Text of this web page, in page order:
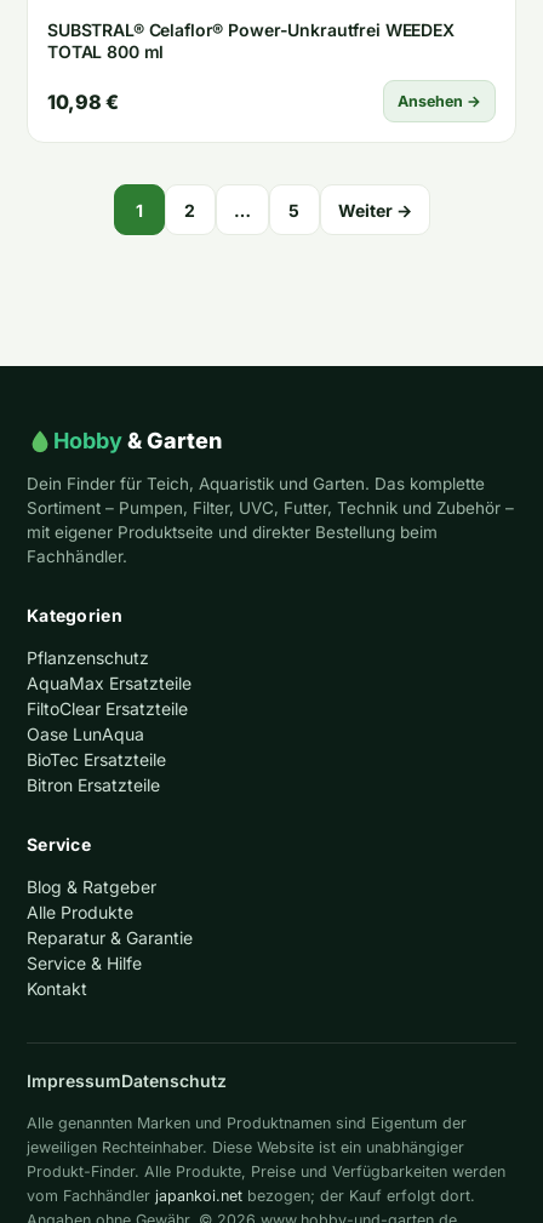
SUBSTRAL® Celaflor® Power-Unkrautfrei WEEDEX
TOTAL 800 ml
10,98 € Ansehen →
Seitennummerierung
1 2 … 5 Weiter →
Hobby& Garten
Dein Finder für Teich, Aquaristik und Garten. Das komplette
Sortiment – Pumpen, Filter, UVC, Futter, Technik und Zubehör –
mit eigener Produktseite und direkter Bestellung beim
Fachhändler.
Kategorien
Pflanzenschutz
AquaMax Ersatzteile
FiltoClear Ersatzteile
Oase LunAqua
BioTec Ersatzteile
Bitron Ersatzteile
Service
Blog & Ratgeber
Alle Produkte
Reparatur & Garantie
Service & Hilfe
Kontakt
ImpressumDatenschutz
Alle genannten Marken und Produktnamen sind Eigentum der
jeweiligen Rechteinhaber. Diese Website ist ein unabhängiger
Produkt-Finder. Alle Produkte, Preise und Verfügbarkeiten werden
vom Fachhändler japankoi.net bezogen; der Kauf erfolgt dort.